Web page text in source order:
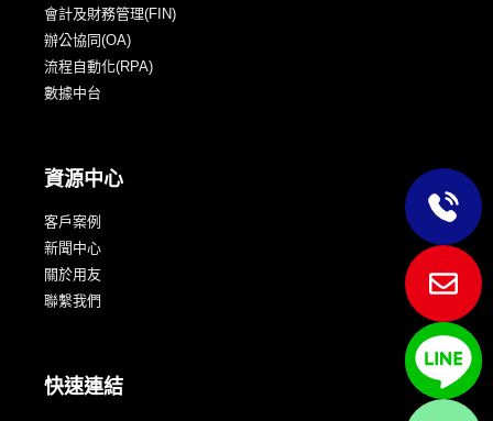
會計及財務管理(FIN)
辦公協同(OA)
流程自動化(RPA)
數據中台
資源中心
客戶案例
新聞中心
關於用友
聯繫我們
快速連結